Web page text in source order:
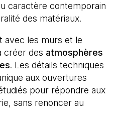
caractère contemporain
des matériaux.
avec les murs et le
créer des atmosphères
. Les détails techniques
aux ouvertures
pour répondre aux
sans renoncer au